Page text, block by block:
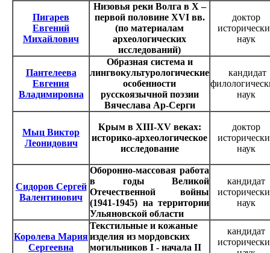
Пигарев
Евгений
Михайлович
Низовья реки Волга в Х –
первой половине XVI вв.
(по материалам
археологических
исследований)
доктор
наук
Пантелеева
Евгения
Владимировна
Образная система и
лингвокультурологические
особенности
русскоязычной поэзии
Вячеслава Ар-Серги
кандидат
наук
Мыц Виктор
Леонидович
Крым в XIII-XV веках:
историко-археологическое
исследование
доктор
наук
Сидоров Сергей
Валентинович
Оборонно-массовая работа
в годы Великой
Отечественной войны
(1941-1945) на территории
Ульяновской области
кандидат
наук
Королева Мария
Сергеевна
Текстильные и кожаные
изделия из мордовских
могильников I - начала II
кандидат